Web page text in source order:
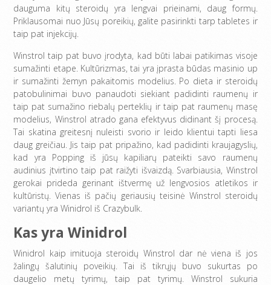
dauguma kitų steroidų yra lengvai prieinami, daug formų.
Priklausomai nuo Jūsų poreikių, galite pasirinkti tarp tabletes ir
taip pat injekcijų.
Winstrol taip pat buvo įrodyta, kad būti labai patikimas visoje
sumažinti etape. Kultūrizmas, tai yra įprasta būdas masinio up
ir sumažinti žemyn pakaitomis modelius. Po dieta ir steroidų
patobulinimai buvo panaudoti siekiant padidinti raumenų ir
taip pat sumažino riebalų perteklių ir taip pat raumenų masę
modelius, Winstrol atrado gana efektyvus didinant šį procesą.
Tai skatina greitesnį nuleisti svorio ir leido klientui tapti liesa
daug greičiau. Jis taip pat pripažino, kad padidinti kraujagyslių,
kad yra Popping iš jūsų kapiliarų pateikti savo raumenų
audinius įtvirtino taip pat raižyti išvaizdą. Svarbiausia, Winstrol
gerokai prideda gerinant ištvermę už lengvosios atletikos ir
kultūristų. Vienas iš pačių geriausių teisinė Winstrol steroidų
variantų yra Winidrol iš Crazybulk.
Kas yra Winidrol
Winidrol kaip imituoja steroidų Winstrol dar nė viena iš jos
žalingų šalutinių poveikių. Tai iš tikrųjų buvo sukurtas po
daugelio metų tyrimų, taip pat tyrimų. Winstrol sukuria